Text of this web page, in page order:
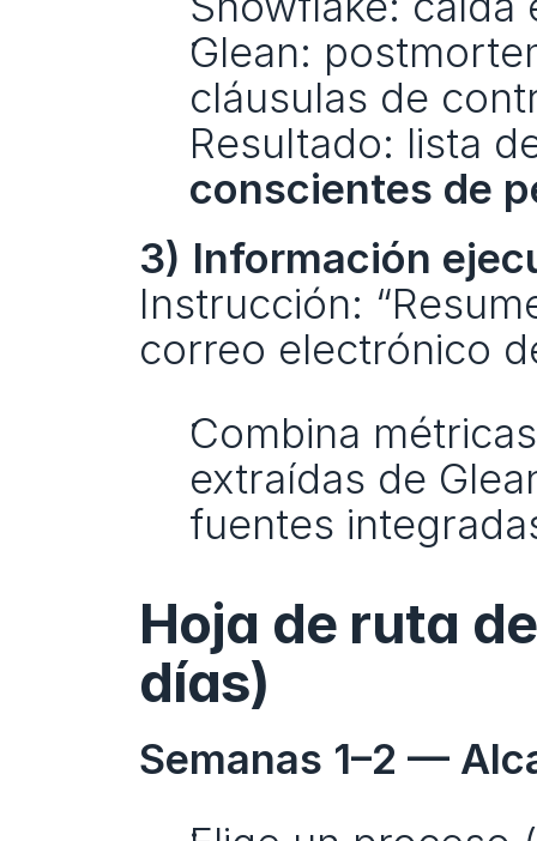
Glean:
cláusulas de
conscientes de
3) Información
Instrucción:
correo electrónico
Combina
extraídas de
fuentes
Hoja de ruta
días)
Semanas 1–2 —